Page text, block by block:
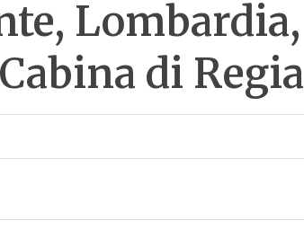
Lombardia,
di Regia